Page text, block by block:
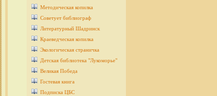
Методическая копилка
Советует библиограф
Литературный Шадринск
Краеведческая копилка
Экологическая страничка
Детcкая библиотека "Лукоморье"
Великая Победа
Гостевая книга
Подписка ЦБС